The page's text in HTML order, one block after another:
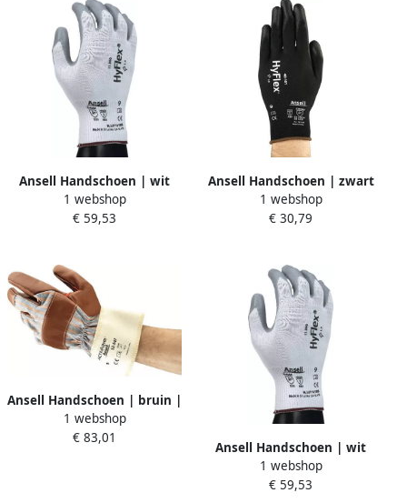
97-681-10
Ansell Handschoen | wit
grijs | EN 388 PSA-categorie
II | nylon m.nitrilschuim |
1 webshop
€ 59,53
Ansell Handschoen | zwart
| EN 388 PSA-categorie II |
nylon met polyurethaan |
1 webshop
€ 30,79
Ansell Handschoen | bruin |
BW-jersey m.nitril | EN 388
PSA-categorie II | 12 paar
1 webshop
€ 83,01
Ansell Handschoen | wit
grijs | EN 388 PSA-categorie
II | nylon m.nitrilschuim |
1 webshop
€ 59,53